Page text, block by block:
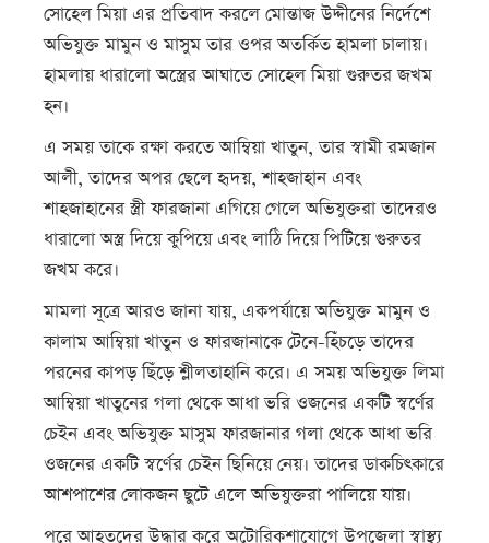
সোহেল মিয়া এর প্রতিবাদ করলে মোন্তাজ উদ্দীনের নির্দেশে
অভিযুক্ত মামুন ও মাসুম তার ওপর অতর্কিত হামলা চালায়।
হামলায় ধারালো অস্ত্রের আঘাতে সোহেল মিয়া গুরুতর জখম
হন।
এ সময় তাকে রক্ষা করতে আম্বিয়া খাতুন, তার স্বামী রমজান
আলী, তাদের অপর ছেলে হৃদয়, শাহজাহান এবং
শাহজাহানের স্ত্রী ফারজানা এগিয়ে গেলে অভিযুক্তরা তাদেরও
ধারালো অস্ত্র দিয়ে কুপিয়ে এবং লাঠি দিয়ে পিটিয়ে গুরুতর
জখম করে।
মামলা সূত্রে আরও জানা যায়, একপর্যায়ে অভিযুক্ত মামুন ও
কালাম আম্বিয়া খাতুন ও ফারজানাকে টেনে-হিঁচড়ে তাদের
পরনের কাপড় ছিঁড়ে শ্লীলতাহানি করে। এ সময় অভিযুক্ত লিমা
আম্বিয়া খাতুনের গলা থেকে আধা ভরি ওজনের একটি স্বর্ণের
চেইন এবং অভিযুক্ত মাসুম ফারজানার গলা থেকে আধা ভরি
ওজনের একটি স্বর্ণের চেইন ছিনিয়ে নেয়। তাদের ডাকচিৎকারে
আশপাশের লোকজন ছুটে এলে অভিযুক্তরা পালিয়ে যায়।
পরে আহতদের উদ্ধার করে অটোরিকশাযোগে উপজেলা স্বাস্থ্য